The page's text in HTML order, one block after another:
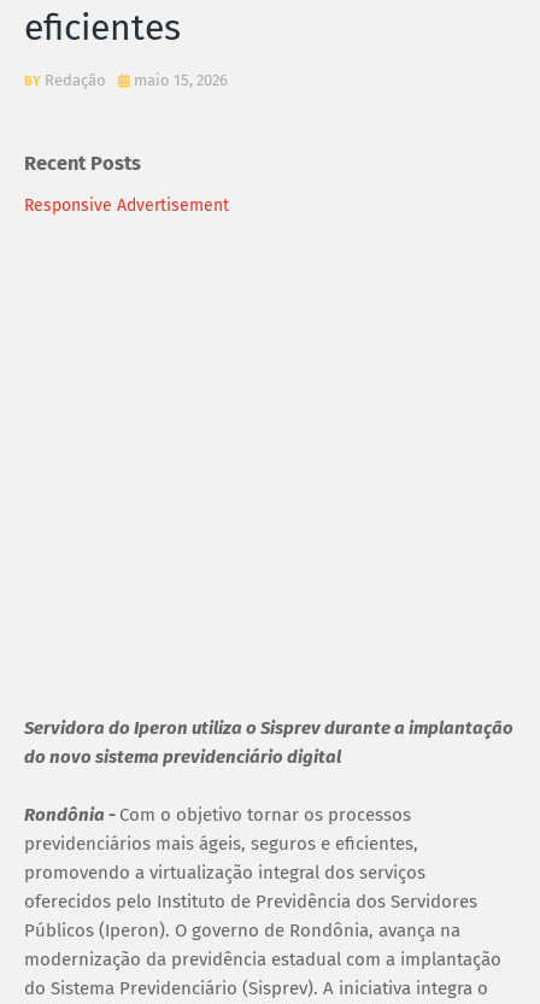
eficientes
Redação maio 15, 2026
Recent Posts
Responsive Advertisement
Servidora do Iperon utiliza o Sisprev durante a implantação
do novo sistema previdenciário digital
Rondônia - Com o objetivo tornar os processos
previdenciários mais ágeis, seguros e eficientes,
promovendo a virtualização integral dos serviços
oferecidos pelo Instituto de Previdência dos Servidores
Públicos (Iperon). O governo de Rondônia, avança na
modernização da previdência estadual com a implantação
do Sistema Previdenciário (Sisprev). A iniciativa integra o